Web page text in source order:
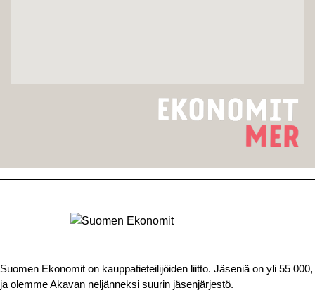
Suomen Ekonomit on kauppatieteilijöiden liitto. Jäseniä on yli 55 000,
ja olemme Akavan neljänneksi suurin jäsenjärjestö.